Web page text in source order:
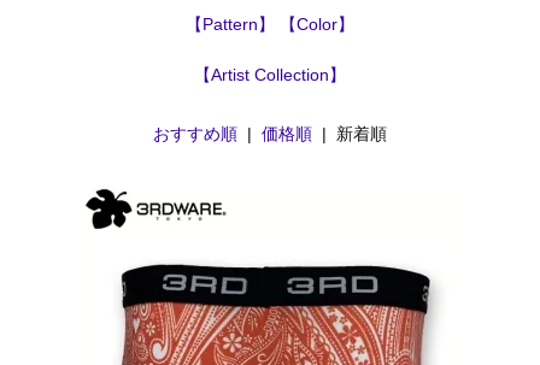
【Pattern】 【Color】
【Artist Collection】
おすすめ順 | 価格順 | 新着順